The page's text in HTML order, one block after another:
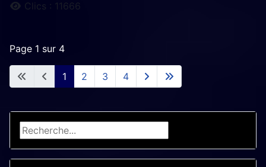
Rechercher
Clics : 11666
Page 1 sur 4
1 2 3 4